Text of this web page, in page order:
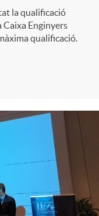
la qualificació
Enginyers
qualificació.